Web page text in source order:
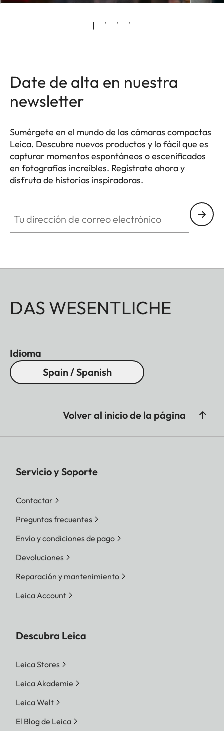
Date de alta en nuestra
newsletter
Sumérgete en el mundo de las cámaras compactas
Leica. Descubre nuevos productos y lo fácil que es
capturar momentos espontáneos o escenificados
en fotografías increíbles. Regístrate ahora y
disfruta de historias inspiradoras.
DAS WESENTLICHE
Idioma
Spain / Spanish
Volver al inicio de la página
Servicio y Soporte
Contactar
Preguntas frecuentes
Envío y condiciones de pago
Devoluciones
Reparación y mantenimiento
Leica Account
Descubra Leica
Leica Stores
Leica Akademie
Leica Welt
El Blog de Leica